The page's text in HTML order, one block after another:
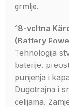
grmlje.
18-voltna
(Battery
Tehnologija
baterije:
punjenja i
Dugotrajna i
ćelijama.